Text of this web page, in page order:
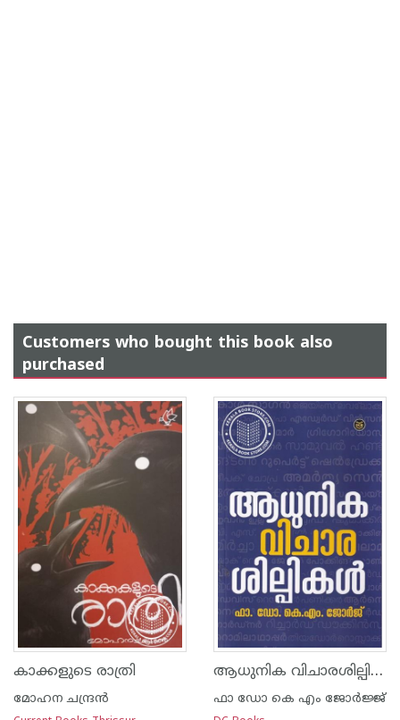
Customers who bought this book also
purchased
കാക്കളുടെ രാത്രി
മോഹന ചന്ദ്രന്‍
ആധുനിക വിചാരശില്പികൾ
ഫാ ഡോ കെ എം ജോര്‍ജ്ജ്